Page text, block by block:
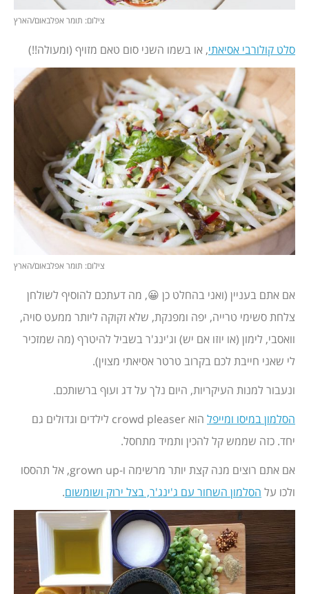
צילום: תומר אפלבאום/הארץ
סלט קולורבי אסיאתי, או בשמו השני סום טאם מזויף (ומעולה!!)
צילום: תומר אפלבאום/הארץ
אם אתם בעניין (ואני בהחלט כן 😀, מה דעתכם להוסיף לשולחן
צלחת סשימי טרייה, יפה ומפנקת, שלא זקוקה ליותר ממעט סויה,
וואסבי, לימון (או יוזו אם יש) וג'ינג'ר בשביל להיטרף (מה שמזכיר
לי שאני חייבת לכם בקרוב טרטר אסיאתי מצוין).
ונעבור למנות העיקריות, היום נלך על דג ועוף ברשותכם.
הסלמון במיסו ומייפל
הוא crowd pleaser לילדים וגדולים גם
יחד. כזה שממש קל להכין ותמיד מתחסל.
אם אתם רוצים מנה קצת יותר מרשימה ו-grown up, אל תהססו
ולכו על הסלמון השחור עם ג'ינג'ר, בצל ירוק ושומשום.